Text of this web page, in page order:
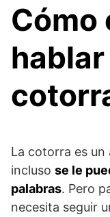
Cómo
hablar
La cotorra es un
incluso se le
palabras. Pero
necesita seguir